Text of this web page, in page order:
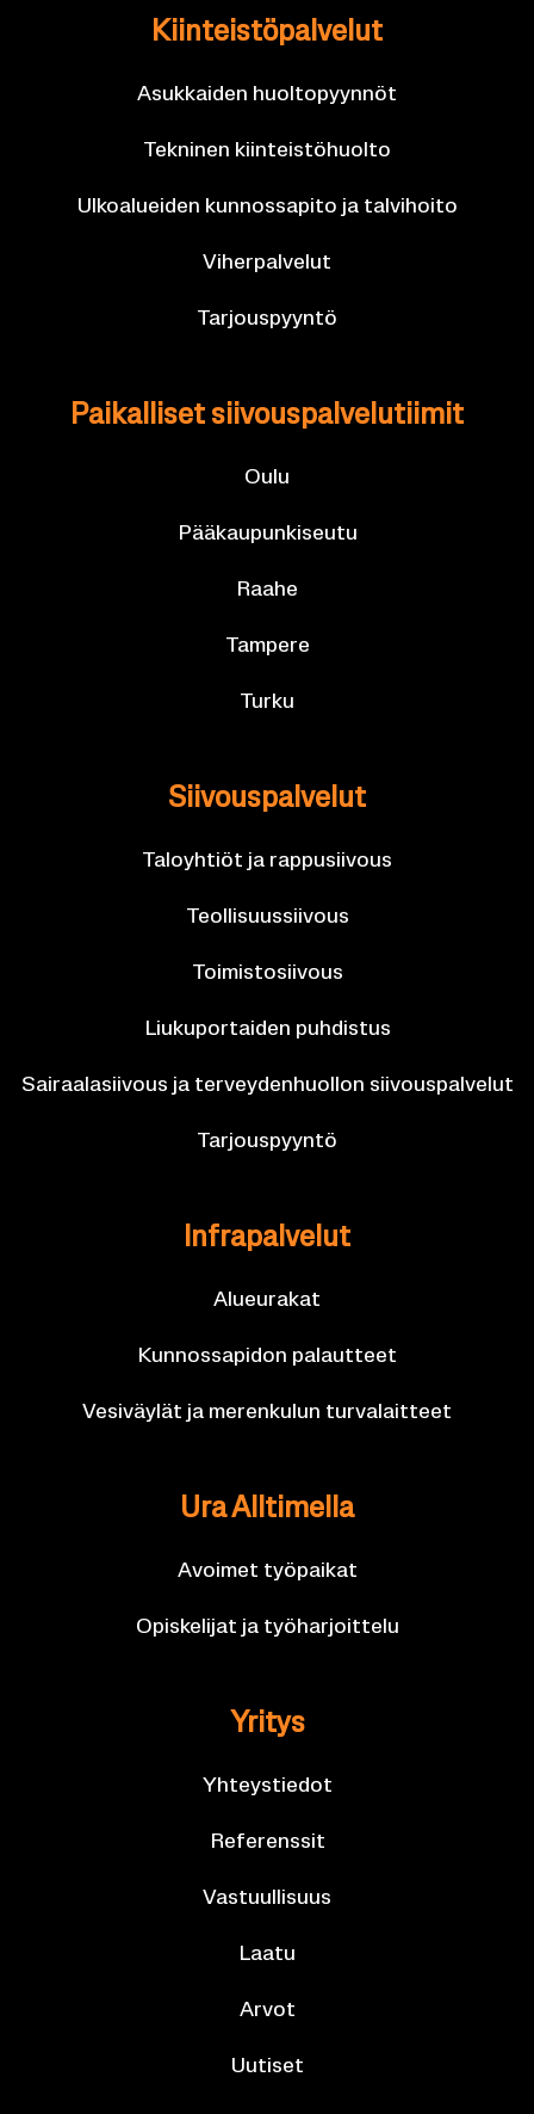
Kiin­teis­tö­pal­ve­lut
Asuk­kai­den huol­to­pyyn­nöt
Tek­ni­nen kiin­teis­tö­huol­to
Ul­koa­luei­den kun­nos­sa­pi­to ja tal­vi­hoi­to
Vi­her­pal­ve­lut
Tar­jous­pyyn­tö
Pai­kal­li­set sii­vous­pal­ve­lu­tii­mit
Oulu
Pää­kau­pun­ki­seu­tu
Raahe
Tam­pe­re
Turku
Sii­vous­pal­ve­lut
Ta­lo­yh­tiöt ja rap­pusii­vous
Teol­li­suus­sii­vous
Toi­mis­to­sii­vous
Liu­ku­por­tai­den puh­dis­tus
Sai­raa­la­sii­vous ja ter­vey­den­huol­lon sii­vous­pal­ve­lut
Tar­jous­pyyn­tö
In­fra­pal­ve­lut
Alueu­ra­kat
Kun­nos­sa­pi­don pa­laut­teet
Ve­si­väy­lät ja me­ren­ku­lun tur­va­lait­teet
Ura All­ti­mel­la
Avoi­met työ­pai­kat
Opis­ke­li­jat ja työ­har­joit­te­lu
Yri­tys
Yh­teys­tie­dot
Re­fe­rens­sit
Vas­tuul­li­suus
Laatu
Arvot
Uu­ti­set